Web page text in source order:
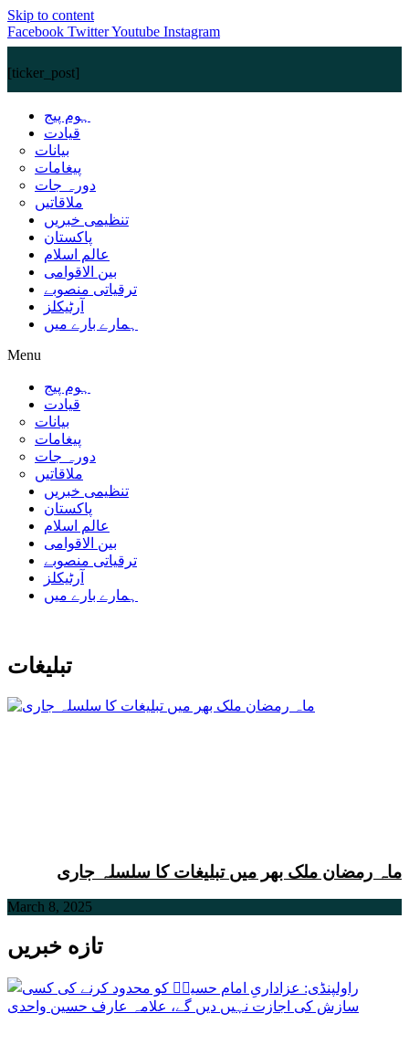
Skip to content
Facebook TwitterYoutube Instagram
[ticker_post]
ہوم پیج
قیادت
بیانات
پیغامات
دورہ جات
ملاقاتیں
تنظیمی خبریں
پاکستان
عالم اسلام
بین الاقوامی
ترقیاتی منصوبے
آرٹیکلز
ہمارے بارے میں
Menu
ہوم پیج
قیادت
بیانات
پیغامات
دورہ جات
ملاقاتیں
تنظیمی خبریں
پاکستان
عالم اسلام
بین الاقوامی
ترقیاتی منصوبے
آرٹیکلز
ہمارے بارے میں
تبلیغات
ماہ رمضان ملک بھر میں تبلیغات کا سلسلہ جاری
March 8, 2025
تازه خبریں